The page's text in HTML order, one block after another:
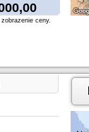
ceny.